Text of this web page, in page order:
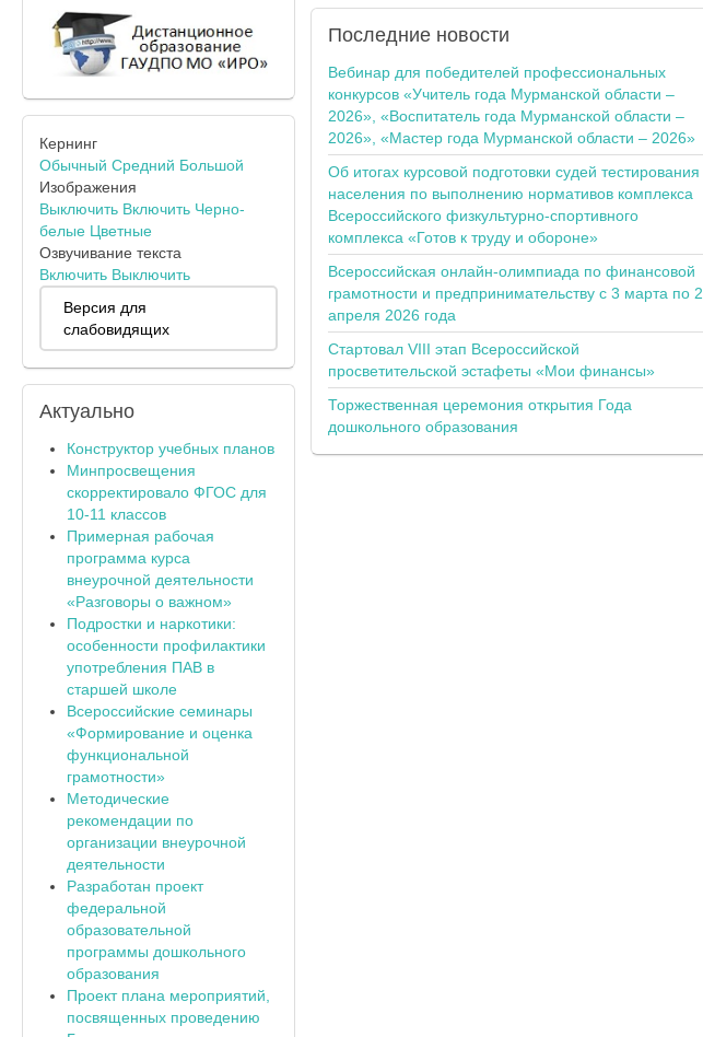
Последниеновости
Вебинар для победителей профессиональных
конкурсов «Учитель года Мурманской области –
2026», «Воспитатель года Мурманской области –
2026», «Мастер года Мурманской области – 2026»
Об итогах курсовой подготовки судей тестирования
населения по выполнению нормативов комплекса
Всероссийского физкультурно-спортивного
комплекса «Готов к труду и обороне»
Всероссийская онлайн-олимпиада по финансовой
грамотности и предпринимательству с 3 марта по 2
апреля 2026 года
Стартовал VIII этап Всероссийской
просветительской эстафеты «Мои финансы»
Торжественная церемония открытия Года
дошкольного образования
Кернинг
Обычный Средний Большой
Изображения
Выключить Включить Черно-
белые Цветные
Озвучивание текста
Включить Выключить
Версия для
слабовидящих
Актуально
Конструктор учебных планов
Минпросвещения
скорректировало ФГОС для
10-11 классов
Примерная рабочая
программа курса
внеурочной деятельности
«Разговоры о важном»
Подростки и наркотики:
особенности профилактики
употребления ПАВ в
старшей школе
Всероссийские семинары
«Формирование и оценка
функциональной
грамотности»
Методические
рекомендации по
организации внеурочной
деятельности
Разработан проект
федеральной
образовательной
программы дошкольного
образования
Проект плана мероприятий,
посвященных проведению